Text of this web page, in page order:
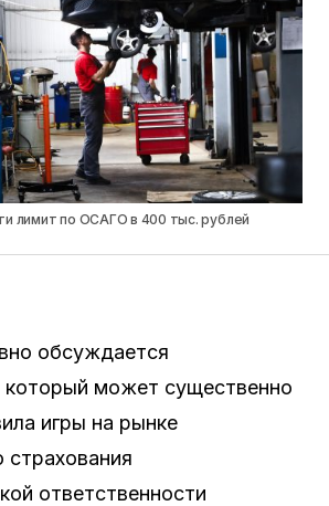
лимит по ОСАГО в 400 тыс. рублей
обсуждается
который может существенно
игры на рынке
страхования
ответственности